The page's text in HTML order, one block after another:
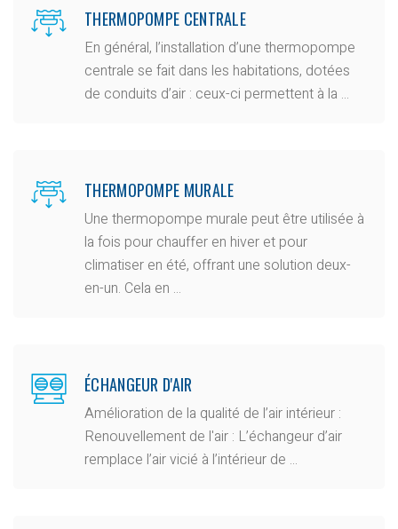
THERMOPOMPE CENTRALE
En général, l’installation d’une thermopompe
centrale se fait dans les habitations, dotées
de conduits d’air : ceux-ci permettent à la ...
THERMOPOMPE MURALE
Une thermopompe murale peut être utilisée à
la fois pour chauffer en hiver et pour
climatiser en été, offrant une solution deux-
en-un. Cela en ...
ÉCHANGEUR D'AIR
Amélioration de la qualité de l’air intérieur :
Renouvellement de l'air : L’échangeur d’air
remplace l’air vicié à l’intérieur de ...